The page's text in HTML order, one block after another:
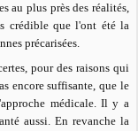
au plus près des réalités,
crédible que l'ont été la
précarisées.
pour des raisons qui
encore suffisante, que le
médicale. Il y a
aussi. En revanche la